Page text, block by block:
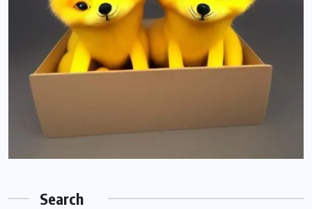
Search